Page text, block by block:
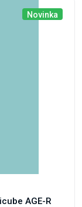
Novinka
AGE-R